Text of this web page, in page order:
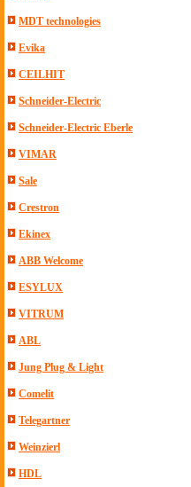
MDT technologies
Evika
CEILHIT
Schneider-Electric
Schneider-Electric Eberle
VIMAR
Sale
Crestron
Ekinex
ABB Welcome
ESYLUX
VITRUM
ABL
Jung Plug & Light
Comelit
Telegartner
Weinzierl
HDL